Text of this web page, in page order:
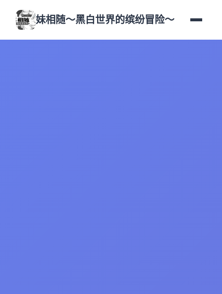
妹相随～黑白世界的缤纷冒险～